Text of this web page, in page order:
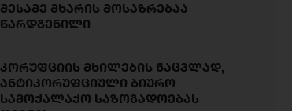
მესამე მხარის მოსაზრებაა
წარდგენილი
კორუფციის მხილების ნაცვლად,
ანტიკორუფციული ბიურო
სამოქალაქო საზოგადოებას